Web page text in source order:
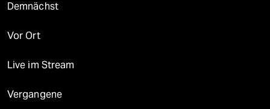
Demnächst
Vor Ort
Live im Stream
Vergangene